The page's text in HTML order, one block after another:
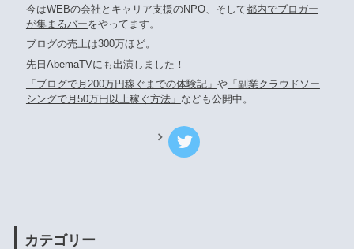
今はWEBの会社とキャリア支援のNPO、そして都内でブロガー
が集まるバーをやってます。
ブログの売上は300万ほど。
先日AbemaTVにも出演しました！
「ブログで月200万円稼ぐまでの体験記」 や「副業クラウドソー
シングで月50万円以上稼ぐ方法」 なども公開中。
カテゴリー